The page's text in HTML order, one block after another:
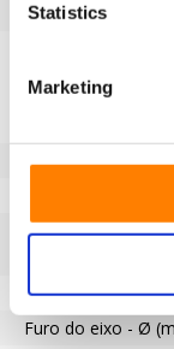
Statistics
Marketing
EAN
Banda de rodagem
Diâmetro da roda
Tipo de rolamento
Comprimento do
Furo do eixo - Ø